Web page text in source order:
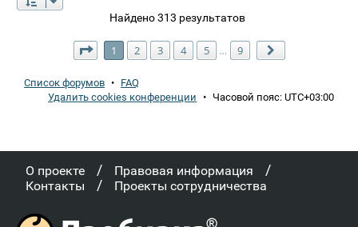
Найдено 313 результатов
Страница из
1 2 3 4 5 … 9
Список форумов • FAQ
Удалить cookies конференции • Часовой пояс: UTC+03:00
О проекте / Правовая информация /
Контакты / Проекты сотрудничества